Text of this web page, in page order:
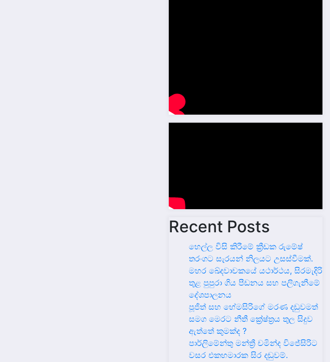
Recent Posts
හෙල්ල විසි කිරීමේ ක්‍රීඩක රුමේෂ්
තරංගට සැරයන් නිලයට උසස්වීමක්.
මහර ඛේදවාචකයේ යථාර්ථය, සිරමැදිරි
තුළ පුපුරා ගිය පීඩනය සහ පලිගැනීමේ
දේශපාලනය
පූජිත් සහ හේමසිරිගේ මරණ දඩුවමත්
සමග මෙරට නීතී ක්‍රේෂ්ත්‍රය තුල සිදුව
ඇත්තේ කුමක්ද ?
පාර්ලිමේන්තු මන්ත්‍රී චමින්ද විජේසිරිට
වසර එකහමාරක සිර දඬුවම්.